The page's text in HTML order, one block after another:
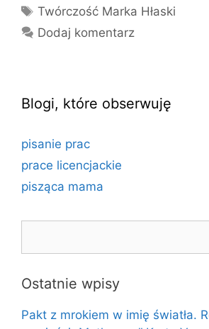
Tagi
Twórczość Marka Hłaski
Dodaj komentarz
Blogi, które obserwuję
pisanie prac
prace licencjackie
pisząca mama
Ostatnie wpisy
Pakt z mrokiem w imię światła.